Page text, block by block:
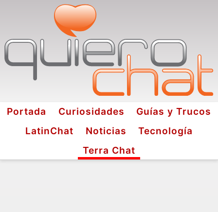
Portada Curiosidades
Guías y Trucos
LatinChat
Noticias
Tecnología
Terra Chat